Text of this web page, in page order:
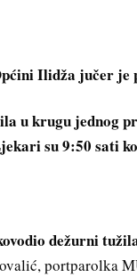
Ilidža jučer
u krugu jednog
su 9:50 sati
dežurni
portparolka